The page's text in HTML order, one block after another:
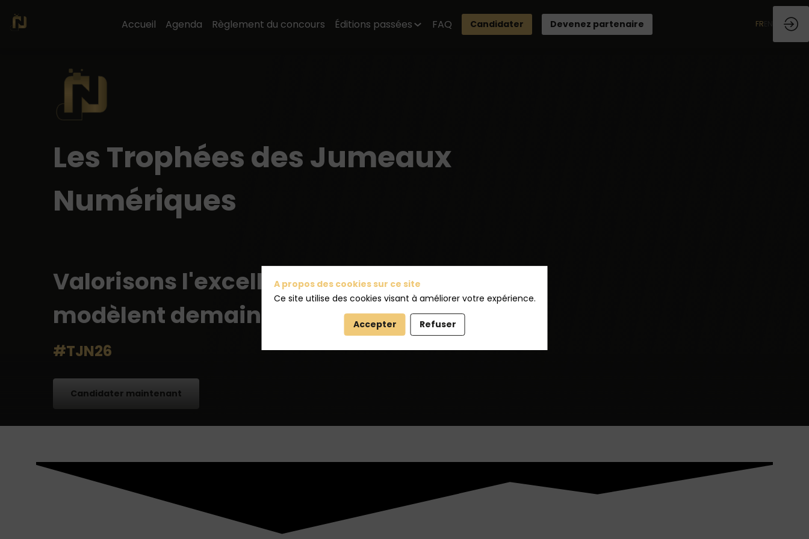
Accueil Agenda Règlement du concours Éditions passées FAQ Candidater Devenez partenaire FR
Les Trophées des Jumeaux
Numériques
Valorisons l'excellence des initiatives qui
modèlent demain
#TJN26
Candidater maintenant
A propos des cookies sur ce site
Ce site utilise des cookies visant à améliorer votre expérience.
Accepter Refuser